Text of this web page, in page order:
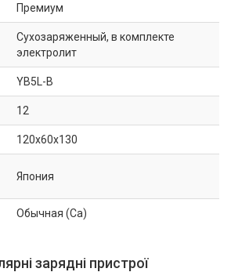
Премиум
Сухозаряженный, в комплекте
электролит
YB5L-B
12
120x60x130
Япония
Обычная (Ca)
зарядні пристрої